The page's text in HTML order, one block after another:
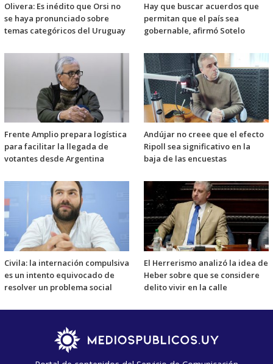
Olivera: Es inédito que Orsi no
se haya pronunciado sobre
temas categóricos del Uruguay
Hay que buscar acuerdos que
permitan que el país sea
gobernable, afirmó Sotelo
Frente Amplio prepara logística
para facilitar la llegada de
votantes desde Argentina
Andújar no creee que el efecto
Ripoll sea significativo en la
baja de las encuestas
Civila: la internación compulsiva
es un intento equivocado de
resolver un problema social
El Herrerismo analizó la idea de
Heber sobre que se considere
delito vivir en la calle